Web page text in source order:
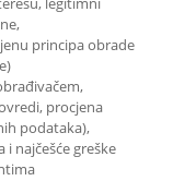
principa obrade
procjena
podataka),
i najčešće greške